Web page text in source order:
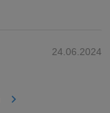
24.06.2024